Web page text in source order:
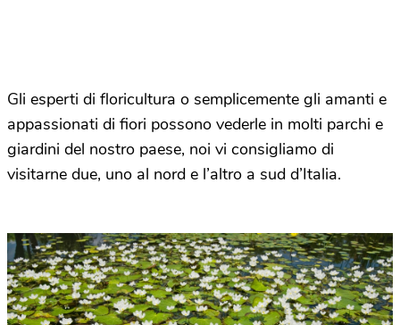
Gli esperti di floricultura o semplicemente gli amanti e
appassionati di fiori possono vederle in molti parchi e
giardini del nostro paese, noi vi consigliamo di
visitarne due, uno al nord e l’altro a sud d’Italia.